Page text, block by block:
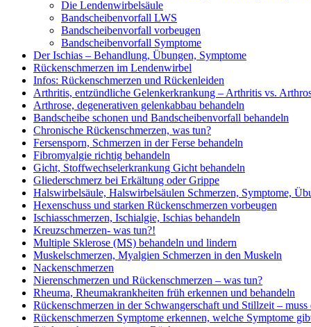
Die Lendenwirbelsäule
Bandscheibenvorfall LWS
Bandscheibenvorfall vorbeugen
Bandscheibenvorfall Symptome
Der Ischias – Behandlung, Übungen, Symptome
Rückenschmerzen im Lendenwirbel
Infos: Rückenschmerzen und Rückenleiden
Arthritis, entzündliche Gelenkerkrankung – Arthritis vs.
Arthrose, degenerativen gelenkabbau behandeln
Bandscheibe schonen und Bandscheibenvorfall behandeln
Chronische Rückenschmerzen, was tun?
Fersensporn, Schmerzen in der Ferse behandeln
Fibromyalgie richtig behandeln
Gicht, Stoffwechselerkrankung Gicht behandeln
Gliederschmerz bei Erkältung oder Grippe
Halswirbelsäule, Halswirbelsäulen Schmerzen, Symptome,
Hexenschuss und starken Rückenschmerzen vorbeugen
Ischiasschmerzen, Ischialgie, Ischias behandeln
Kreuzschmerzen- was tun?!
Multiple Sklerose (MS) behandeln und lindern
Muskelschmerzen, Myalgien Schmerzen in den Muskeln
Nackenschmerzen
Nierenschmerzen und Rückenschmerzen – was tun?
Rheuma, Rheumakrankheiten früh erkennen und behandeln
Rückenschmerzen in der Schwangerschaft und Stillzeit – muss
Rückenschmerzen Symptome erkennen, welche Symptome